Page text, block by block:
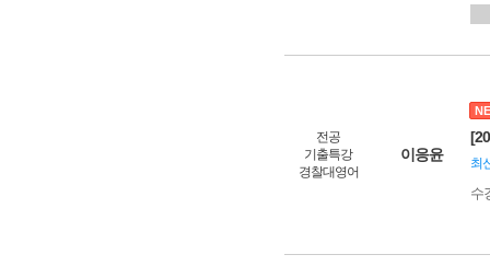
전공
기출특강
경찰대영어
이응윤 최
수